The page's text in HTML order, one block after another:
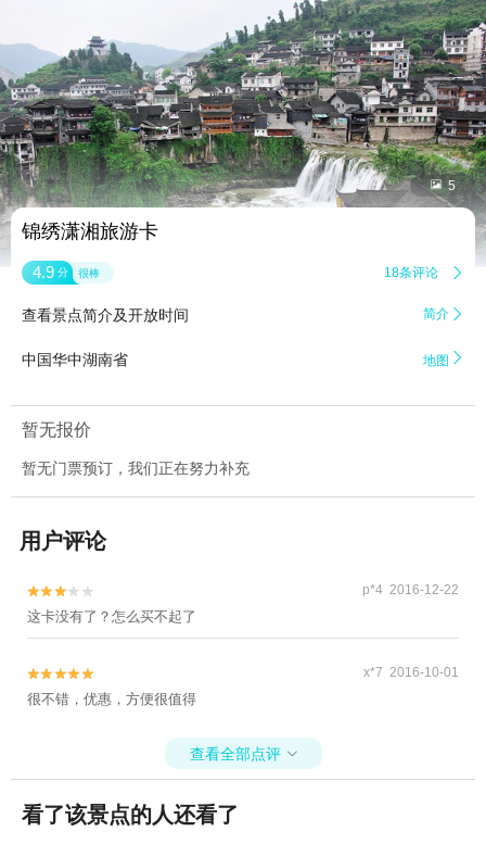
 5
锦绣潇湘旅游卡
4.9 分 很棒 18条评论 
查看景点简介及开放时间 简介 
中国华中湖南省 地图 
暂无报价
暂无门票预订，我们正在努力补充
用户评论

 p*4 2016-12-22
这卡没有了？怎么买不起了

 x*7 2016-10-01
很不错，优惠，方便很值得
查看全部点评 
看了该景点的人还看了